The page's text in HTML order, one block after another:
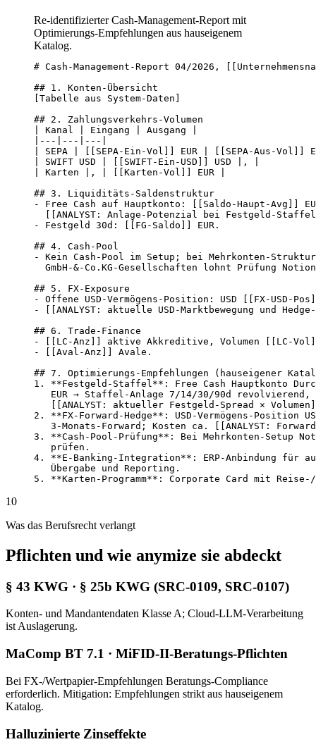
Re-identifizierter Cash-Management-Report mit
Optimierungs-Empfehlungen aus hauseigenem
Katalog.
# Cash-Management-Report 04/2026,
## 1. Konten-Übersicht
[Tabelle aus System-Daten]
## 2. Zahlungsverkehrs-Volumen
| Kanal | Eingang | Ausgang |
|---|---|---|
| SEPA | [[SEPA-Ein-Vol]] EUR | [[SEPA-Aus-Vol]]
| SWIFT USD | [[SWIFT-Ein-USD]] USD |, |
| Karten |, | [[Karten-Vol]] EUR |
## 3. Liquiditäts-Saldenstruktur
- Free Cash auf Hauptkonto: [[Saldo-Haupt-Avg]]
[[ANALYST: Anlage-Potenzial bei Festgeld-
- Festgeld 30d: [[FG-Saldo]] EUR.
## 4. Cash-Pool
- Kein Cash-Pool im Setup; bei Mehrkonten-Struktur
GmbH-&-Co.KG-Gesellschaften lohnt Prüfung
## 5. FX-Exposure
- Offene USD-Vermögens-Position: USD [[FX-USD-
- [[ANALYST: aktuelle USD-Marktbewegung und
## 6. Trade-Finance
- [[LC-Anz]] aktive Akkreditive, Volumen [[LC-
- [[Aval-Anz]] Avale.
## 7. Optimierungs-Empfehlungen (hauseigener
1. **Festgeld-Staffel**: Free Cash Hauptkonto
EUR → Staffel-Anlage 7/14/30/90d revolvierend,
[[ANALYST: aktueller Festgeld-Spread ×
2. **FX-Forward-Hedge**: USD-Vermögens-Position
3-Monats-Forward; Kosten ca. [[ANALYST:
3. **Cash-Pool-Prüfung**: Bei Mehrkonten-Setup
   prüfen.
4. **E-Banking-Integration**: ERP-Anbindung für
   Übergabe und Reporting.
5. **Karten-Programm**: Corporate Card mit Reise-/
10
Was das Berufsrecht verlangt
Pflichten und wie anymize sie abdeckt
§ 43 KWG · § 25b KWG (SRC-0109, SRC-0107)
Konten- und Mandantendaten Klasse A; Cloud-LLM-Verarbeitung
ist Auslagerung.
MaComp BT 7.1 · MiFID-II-Beratungs-Pflichten
Bei FX-/Wertpapier-Empfehlungen Beratungs-Compliance
erforderlich. Mitigation: Empfehlungen strikt aus hauseigenem
Katalog.
Halluzinierte Zinseffekte